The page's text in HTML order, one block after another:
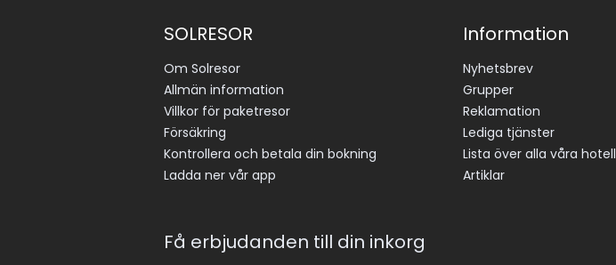
SOLRESOR
Om Solresor
Allmän information
Villkor för paketresor
Försäkring
Kontrollera och betala din bokning
Ladda ner vår app
Information
Nyhetsbrev
Grupper
Reklamation
Lediga tjänster
Lista över alla våra hotell
Artiklar
Få erbjudanden till din inkorg